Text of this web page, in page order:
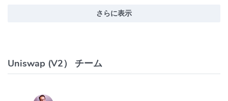
べての流動性はマージされ、2つのカテゴリーに分割されます。
交換するときの価格は、Constant Product Market Maker Modelと
格が計算されます。この式は別名 x * y = k 式とも呼ばれ、x と y
は流動性プール内のトークンの数であり、k は積である。 kを一定
例えば、DaiというERC20トークンの交換コントラクトに15万
さらに表示
Uniswap (V2） チーム